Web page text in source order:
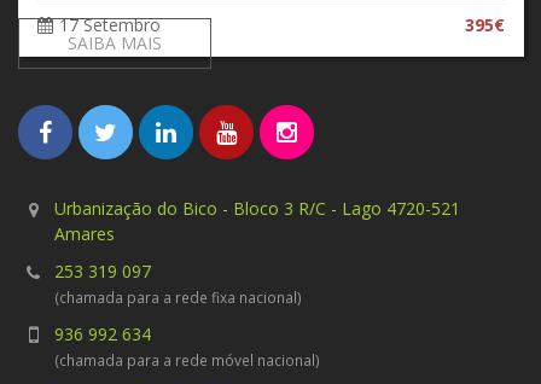
17 Setembro 395€
SAIBA MAIS
Urbanização do Bico - Bloco 3 R/C - Lago 4720-521
Amares
253 319 097
(chamada para a rede fixa nacional)
936 992 634
(chamada para a rede móvel nacional)